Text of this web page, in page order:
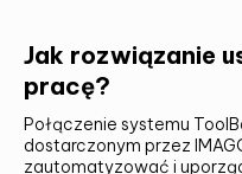
Jak rozwiązanie
pracę?
Połączenie systemu
dostarczonym przez
zautomatyzować i